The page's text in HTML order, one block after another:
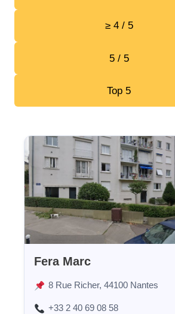
≥ 4 / 5
5 / 5
Top 5
Fera Marc
8 Rue Richer, 44100 Nantes
+33 2 40 69 08 58